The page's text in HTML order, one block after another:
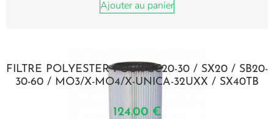
Ajouter au panier
FILTRE POLYESTER POUR SC20-30 / SX20 / SB20-
30-60 / MO3/X-MO4/X-UNICA-32UXX / SX40TB
124.00 €